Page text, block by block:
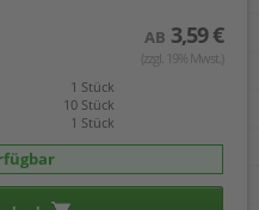
AB 3,59 €
(zzgl. 19% Mwst.)
1 Stück
10 Stück
1 Stück